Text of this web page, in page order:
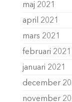
maj 2021
april 2021
mars 2021
februari 2021
januari 2021
december
november